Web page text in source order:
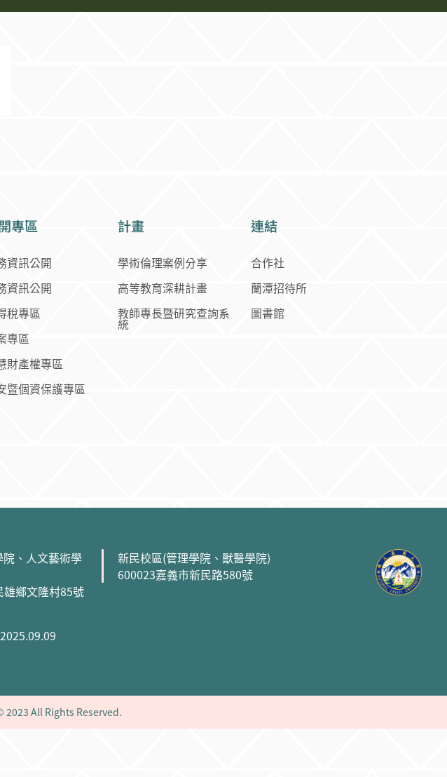
專區
資訊公開
資訊公開
稅專區
專區
財產權專區
暨個資保護專區
計畫
學術倫理案例分享
高等教育深耕計畫
教師專長暨研究查詢系
統
連結
合作社
蘭潭招待所
圖書館
、人文藝術學
鄉文隆村85號
新民校區(管理學院、獸醫學院)
600023嘉義市新民路580號
All Rights Reserved.